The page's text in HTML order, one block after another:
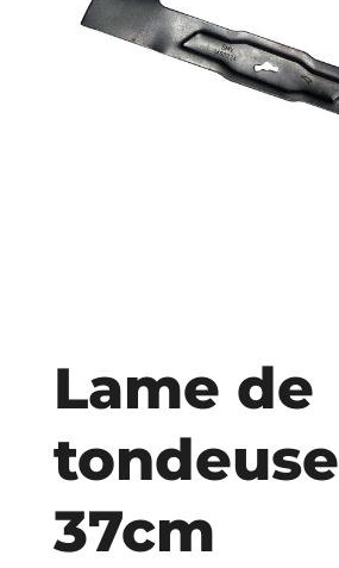
Lame de
tondeuse
37cm